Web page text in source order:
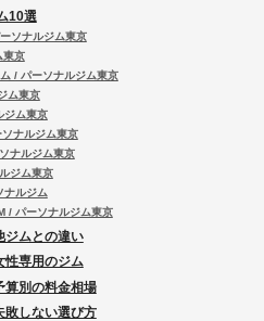
10選
ソナルジム東京
東京
/ パーソナルジム東京
ム東京
ジム東京
ナルジム東京
ナルジム東京
ジム東京
ナルジム
/ パーソナルジム東京
ジムとの違い
性専用のジム
算別の料金相場
敗しない選び方